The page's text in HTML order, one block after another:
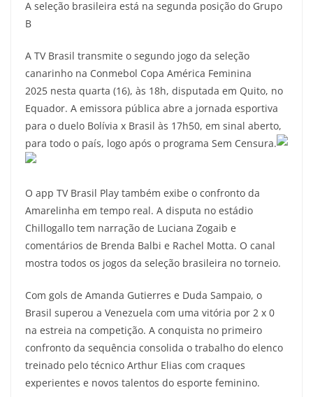
A seleção brasileira está na segunda posição do Grupo
B
A TV Brasil transmite o segundo jogo da seleção
canarinho na Conmebol Copa América Feminina
2025 nesta quarta (16), às 18h, disputada em Quito, no
Equador. A emissora pública abre a jornada esportiva
para o duelo Bolívia x Brasil às 17h50, em sinal aberto,
para todo o país, logo após o programa Sem Censura.
O app TV Brasil Play também exibe o confronto da
Amarelinha em tempo real. A disputa no estádio
Chillogallo tem narração de Luciana Zogaib e
comentários de Brenda Balbi e Rachel Motta. O canal
mostra todos os jogos da seleção brasileira no torneio.
Com gols de Amanda Gutierres e Duda Sampaio, o
Brasil superou a Venezuela com uma vitória por 2 x 0
na estreia na competição. A conquista no primeiro
confronto da sequência consolida o trabalho do elenco
treinado pelo técnico Arthur Elias com craques
experientes e novos talentos do esporte feminino.